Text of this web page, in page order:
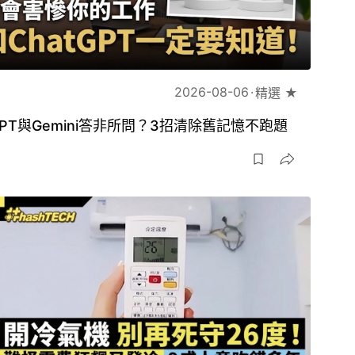
2026-08-06 精選 ★
與Gemini答非所問？3招清除舊記憶不跑題